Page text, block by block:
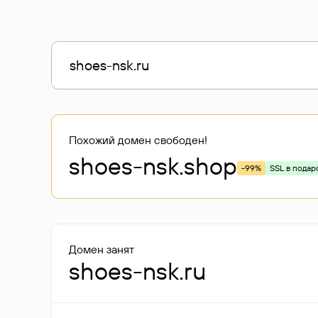
Похожий домен свободен!
shoes-nsk.shop -99% SSL в
Домен занят
shoes-nsk.ru